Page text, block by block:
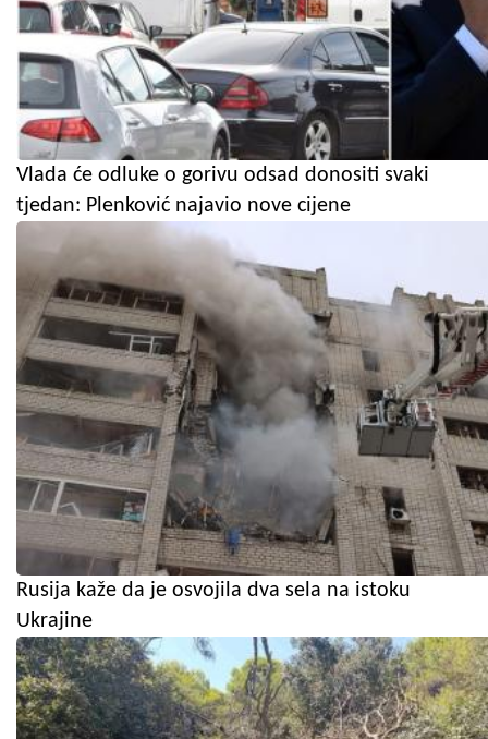
Vlada će odluke o gorivu odsad donositi svaki
tjedan: Plenković najavio nove cijene
Rusija kaže da je osvojila dva sela na istoku
Ukrajine